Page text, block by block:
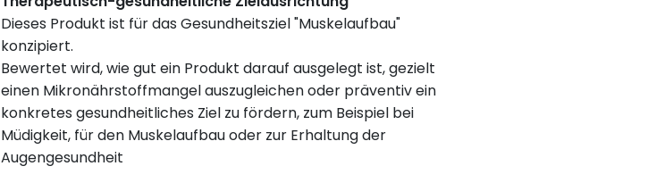
Dieses Produkt ist für das Gesundheitsziel "Muskelaufbau"
konzipiert.
Bewertet wird, wie gut ein Produkt darauf ausgelegt ist, gezielt
einen Mikronährstoffmangel auszugleichen oder präventiv ein
konkretes gesundheitliches Ziel zu fördern, zum Beispiel bei
Müdigkeit, für den Muskelaufbau oder zur Erhaltung der
Augengesundheit